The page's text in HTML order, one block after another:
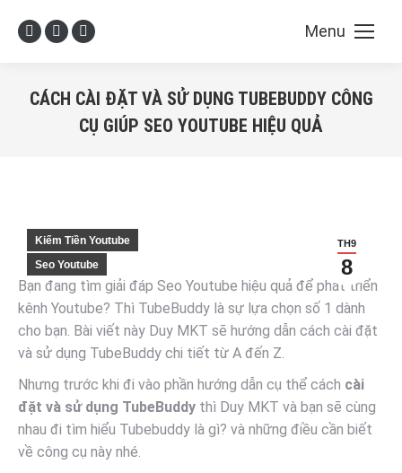
Menu
Facebook
opens
X
opens
new
YouTube
opens
new
CÁCH CÀI ĐẶT VÀ SỬ DỤNG TUBEBUDDY CÔNG
CỤ GIÚP SEO YOUTUBE HIỆU QUẢ
TH9
8
Kiếm Tiền Youtube
Seo Youtube
Bạn đang tìm giải đáp Seo Youtube hiệu quả để phát triển
kênh Youtube? Thì TubeBuddy là sự lựa chọn số 1 dành
cho bạn. Bài viết này Duy MKT sẽ hướng dẫn cách cài đặt
và sử dụng TubeBuddy chi tiết từ A đến Z.
Nhưng trước khi đi vào phần hướng dẫn cụ thể cách cài
đặt và sử dụng TubeBuddy thì Duy MKT và bạn sẽ cùng
nhau đi tìm hiểu Tubebuddy là gì? và những điều cần biết
về công cụ này nhé.